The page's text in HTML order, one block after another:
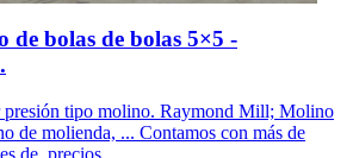
de bolas de bolas 5×5 -
presión tipo molino. Raymond Mill; Molino
de molienda, ... Contamos con más de
de. precios ...